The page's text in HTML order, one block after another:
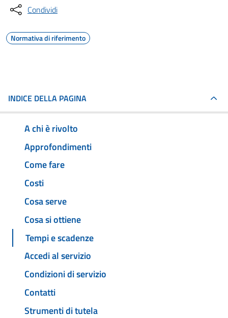
Condividi
Normativa di riferimento
INDICE DELLA PAGINA
A chi è rivolto
Approfondimenti
Come fare
Costi
Cosa serve
Cosa si ottiene
Tempi e scadenze
Accedi al servizio
Condizioni di servizio
Contatti
Strumenti di tutela